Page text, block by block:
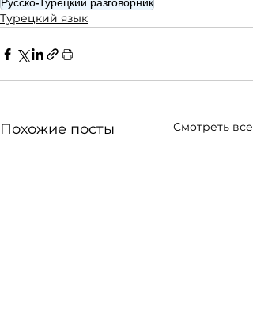
Турецкий язык
Похожие посты Смотреть все